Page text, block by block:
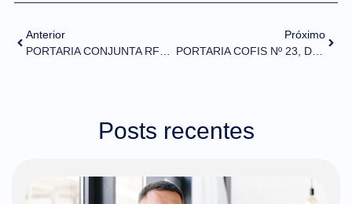
Anterior
Próximo
PORTARIA COFIS Nº 23, DE 15 DE SETEMBRO DE 2021 (DOU de 17/09/2021)
Posts recentes